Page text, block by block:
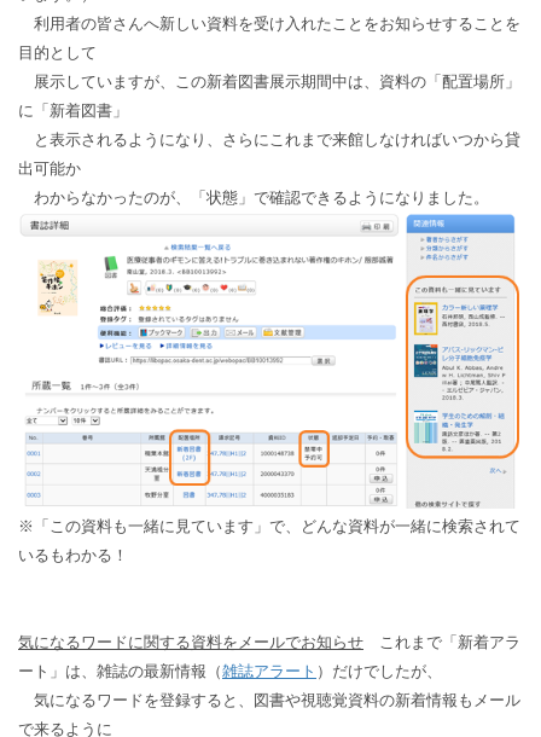
利用者の皆さんへ新しい資料を受け入れたことをお知らせすることを
目的として
展示していますが、この新着図書展示期間中は、資料の「配置場所」
に「新着図書」
と表示されるようになり、さらにこれまで来館しなければいつから貸
出可能か
わからなかったのが、「状態」で確認できるようになりました。
※「この資料も一緒に見ています」で、どんな資料が一緒に検索されて
いるもわかる！
気になるワードに関する資料をメールでお知らせ これまで「新着アラ
ート」は、雑誌の最新情報（雑誌アラート ）だけでしたが、
気になるワードを登録すると、図書や視聴覚資料の新着情報もメール
で来るように